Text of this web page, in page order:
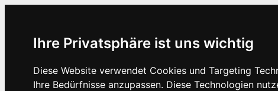
Ihre Privatsphäre ist uns wichtig
Diese Website verwendet Cookies und Targeting
Ihre Bedürfnisse anzupassen. Diese Technologien